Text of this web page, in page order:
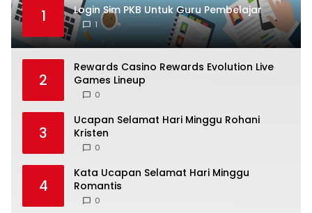
1 Login Sim PKB Untuk Guru Pembelajar
1
2
Rewards Casino Rewards Evolution Live
Games Lineup
0
3
Ucapan Selamat Hari Minggu Rohani
Kristen
0
4
Kata Ucapan Selamat Hari Minggu
Romantis
0